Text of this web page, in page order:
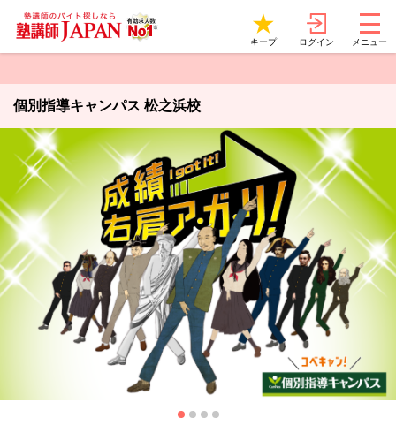
キープ ログイン メニュー
個別指導キャンパス 松之浜校